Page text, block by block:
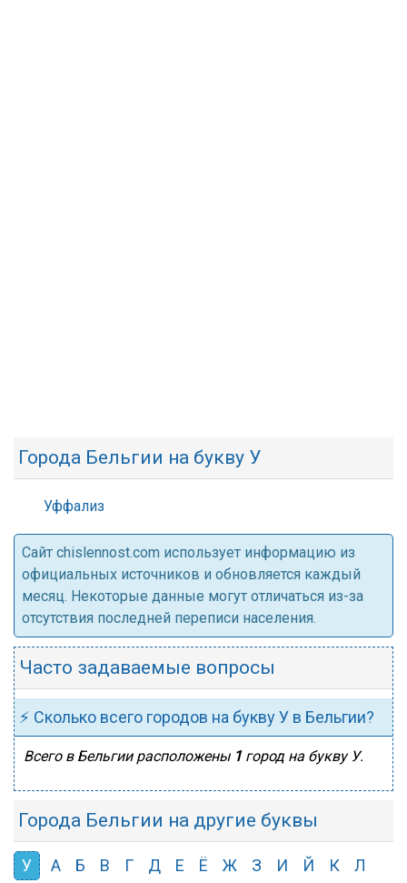
Города Бельгии на букву У
Уффализ
Cайт chislennost.com использует информацию из
официальных источников и обновляется каждый
месяц. Некоторые данные могут отличаться из-за
отсутствия последней переписи населения.
Часто задаваемые вопросы
⚡ Сколько всего городов на букву У в Бельгии?
Всего в Бельгии расположены 1город на букву У.
Города Бельгии на другие буквы
У А Б В Г Д Е Ё Ж З И Й К
Л